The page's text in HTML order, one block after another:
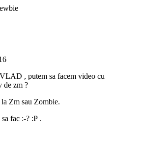
, putem sa facem video cu
de zm ?
Zm sau Zombie.
fac :-? :P .